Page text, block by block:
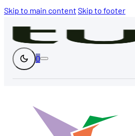
Skip to main content Skip to footer
0